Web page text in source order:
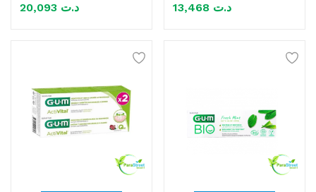
د.ت د.ت